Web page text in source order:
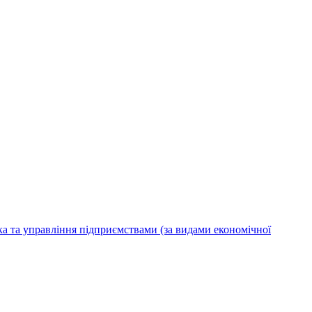
та управління підприємствами (за видами економічної